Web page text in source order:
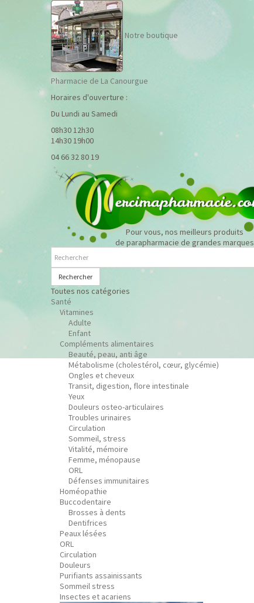
Notre boutique
Pharmacie de La Canourgue
Horaires d'ouverture :
Du Lundi au Samedi
08h30 12h30
14h30 19h00
04 66 32 80 19
Pour vous, nos meilleurs produits
de parapharmacie de grandes marques
Rechercher
Toutes nos catégories
Santé
Vitamines
Adulte
Enfant
Compléments alimentaires
Beauté, peau, anti âge
Métabolisme (cholestérol, cœur, glycémie)
Ongles et cheveux
Transit, digestion, flore intestinale
Yeux
Douleurs osteo-articulaires
Troubles urinaires
Circulation
Sommeil, stress
Vitalité, mémoire
Femme, ménopause
ORL
Défenses immunitaires
Homéopathie
Buccodentaire
Brosses à dents
Dentifrices
Peaux lésées
ORL
Circulation
Douleurs
Purifiants assainissants
Sommeil stress
Insectes et acariens